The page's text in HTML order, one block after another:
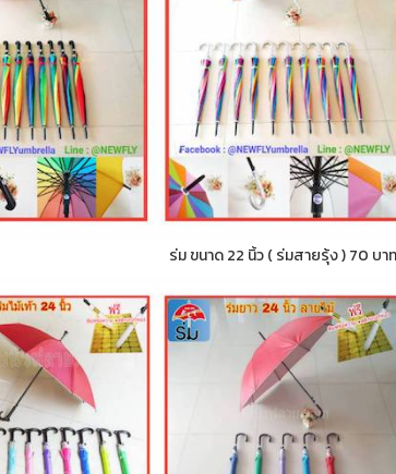
ร่ม ขนาด 22 นิ้ว ( ร่มสายรุ้ง ) 70 บาท